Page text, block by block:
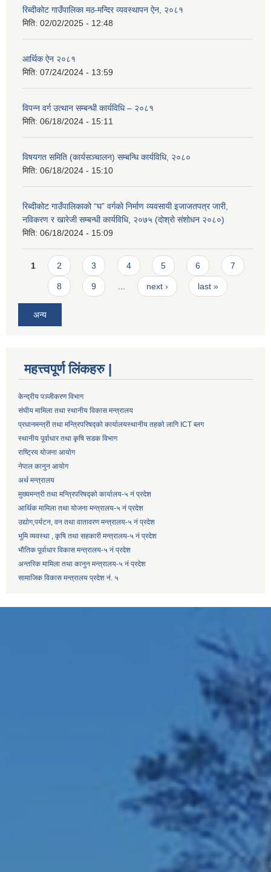
रिब्दीकोट गाउँपालिका मठ-मन्दिर व्यवस्थापन ऐन, २०८१
मिति: 02/02/2025 - 12:48
आर्थिक ऐन २०८१
मिति: 07/24/2024 - 13:59
विपन्न वर्ग उत्थान सम्बन्धी कार्यविधि – २०८१
मिति: 06/18/2024 - 15:11
विषयगत समिति (कार्यसञ्चालन) सम्बन्धि कार्यविधि, २०८०
मिति: 06/18/2024 - 15:10
रिब्दीकोट गाउँपालिकाको “घ” वर्गको निर्माण व्यवसायी इजाजतपत्र जारी,
नविकरण र खारेजी सम्बन्धी कार्यविधि, २०७५ (दोश्रो संशोधन २०८०)
मिति: 06/18/2024 - 15:09
Pages
1 2 3 4 5 6 7
8 9 … next › last »
अन्य
महत्त्वपूर्ण लिंकहरु |
केन्द्रीय पञ्जीकरण विभाग
संघीय मामिला तथा स्थानीय विकास मन्त्रालय
प्रधानमन्त्री तथा मन्त्रिपरिषद्को कार्यालयस्थानीय तहको लागि ICT ब्लग
स्थानीय पूर्वाधार तथा कृषि सडक विभाग
राष्ट्रिय योजना आयोग
नेपाल कानुन आयोग
अर्थ मन्त्रालय
मुख्यमन्त्री तथा मन्त्रिपरिषद्को कार्यालय-५ नं प्रदेश
आर्थिक मामिला तथा योजना मन्त्रालय-५ नं प्रदेश
उद्याेग,पर्यटन, वन तथा वातावरण मन्त्रालय-५ नं प्रदेश
भुमि व्यवस्था , कृषि तथा सहकारी मन्त्रालय-५ नं प्रदेश
भौतिक पूर्वाधार विकास मन्त्रालय-५ नं प्रदेश
अन्तरिक मामिला तथा कानुन मन्त्रालय-५ नं प्रदेश
सामाजिक विकास मन्त्रालय प्रदेश नं. ५